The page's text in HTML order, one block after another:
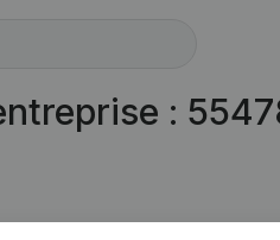
: